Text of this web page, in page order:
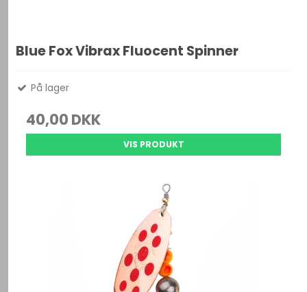
Blue Fox Vibrax Fluocent Spinner
På lager
40,00 DKK
VIS PRODUKT